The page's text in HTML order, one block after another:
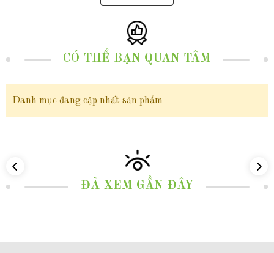
bấm bật mã TL62, với sự lấp lánh nhẹ nhàng của vàng 10k cùng với kiểu
dáng tinh tế, duyên dáng và nữ tính, có thể dễ dàng phối hợp với nhiều
mẫu trang phục khác nhau như trang phục trang phục hàng ngày, công sở
rũ và sang trọng làm tôn lên vẻ đẹp tự nhiên và quý phái giúp phụ nữ tự
tin thể hiện vẻ đẹp của mình. Với mức giá dưới 3 triệu, mẫu bông tai
là một món quà giá trị và có ý nghĩa mà bạn có thể lựa chọn để dành tặng
cho những người thân yêu như một lời chúc, lời mong cầu bình an, sức
CÓ THỂ BẠN QUAN TÂM
Danh mục đang cập nhất sản phẩm
ĐÃ XEM GẦN ĐÂY